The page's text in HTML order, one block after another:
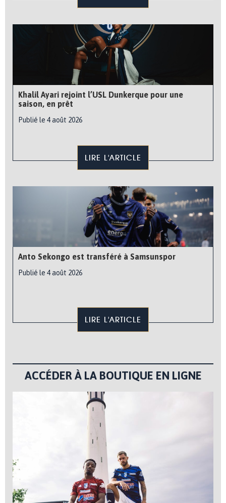
Khalil Ayari rejoint l’USL Dunkerque pour une
saison, en prêt
Publié le 4 août 2026
LIRE L'ARTICLE
Anto Sekongo est transféré à Samsunspor
Publié le 4 août 2026
LIRE L'ARTICLE
ACCÉDER À LA BOUTIQUE EN LIGNE